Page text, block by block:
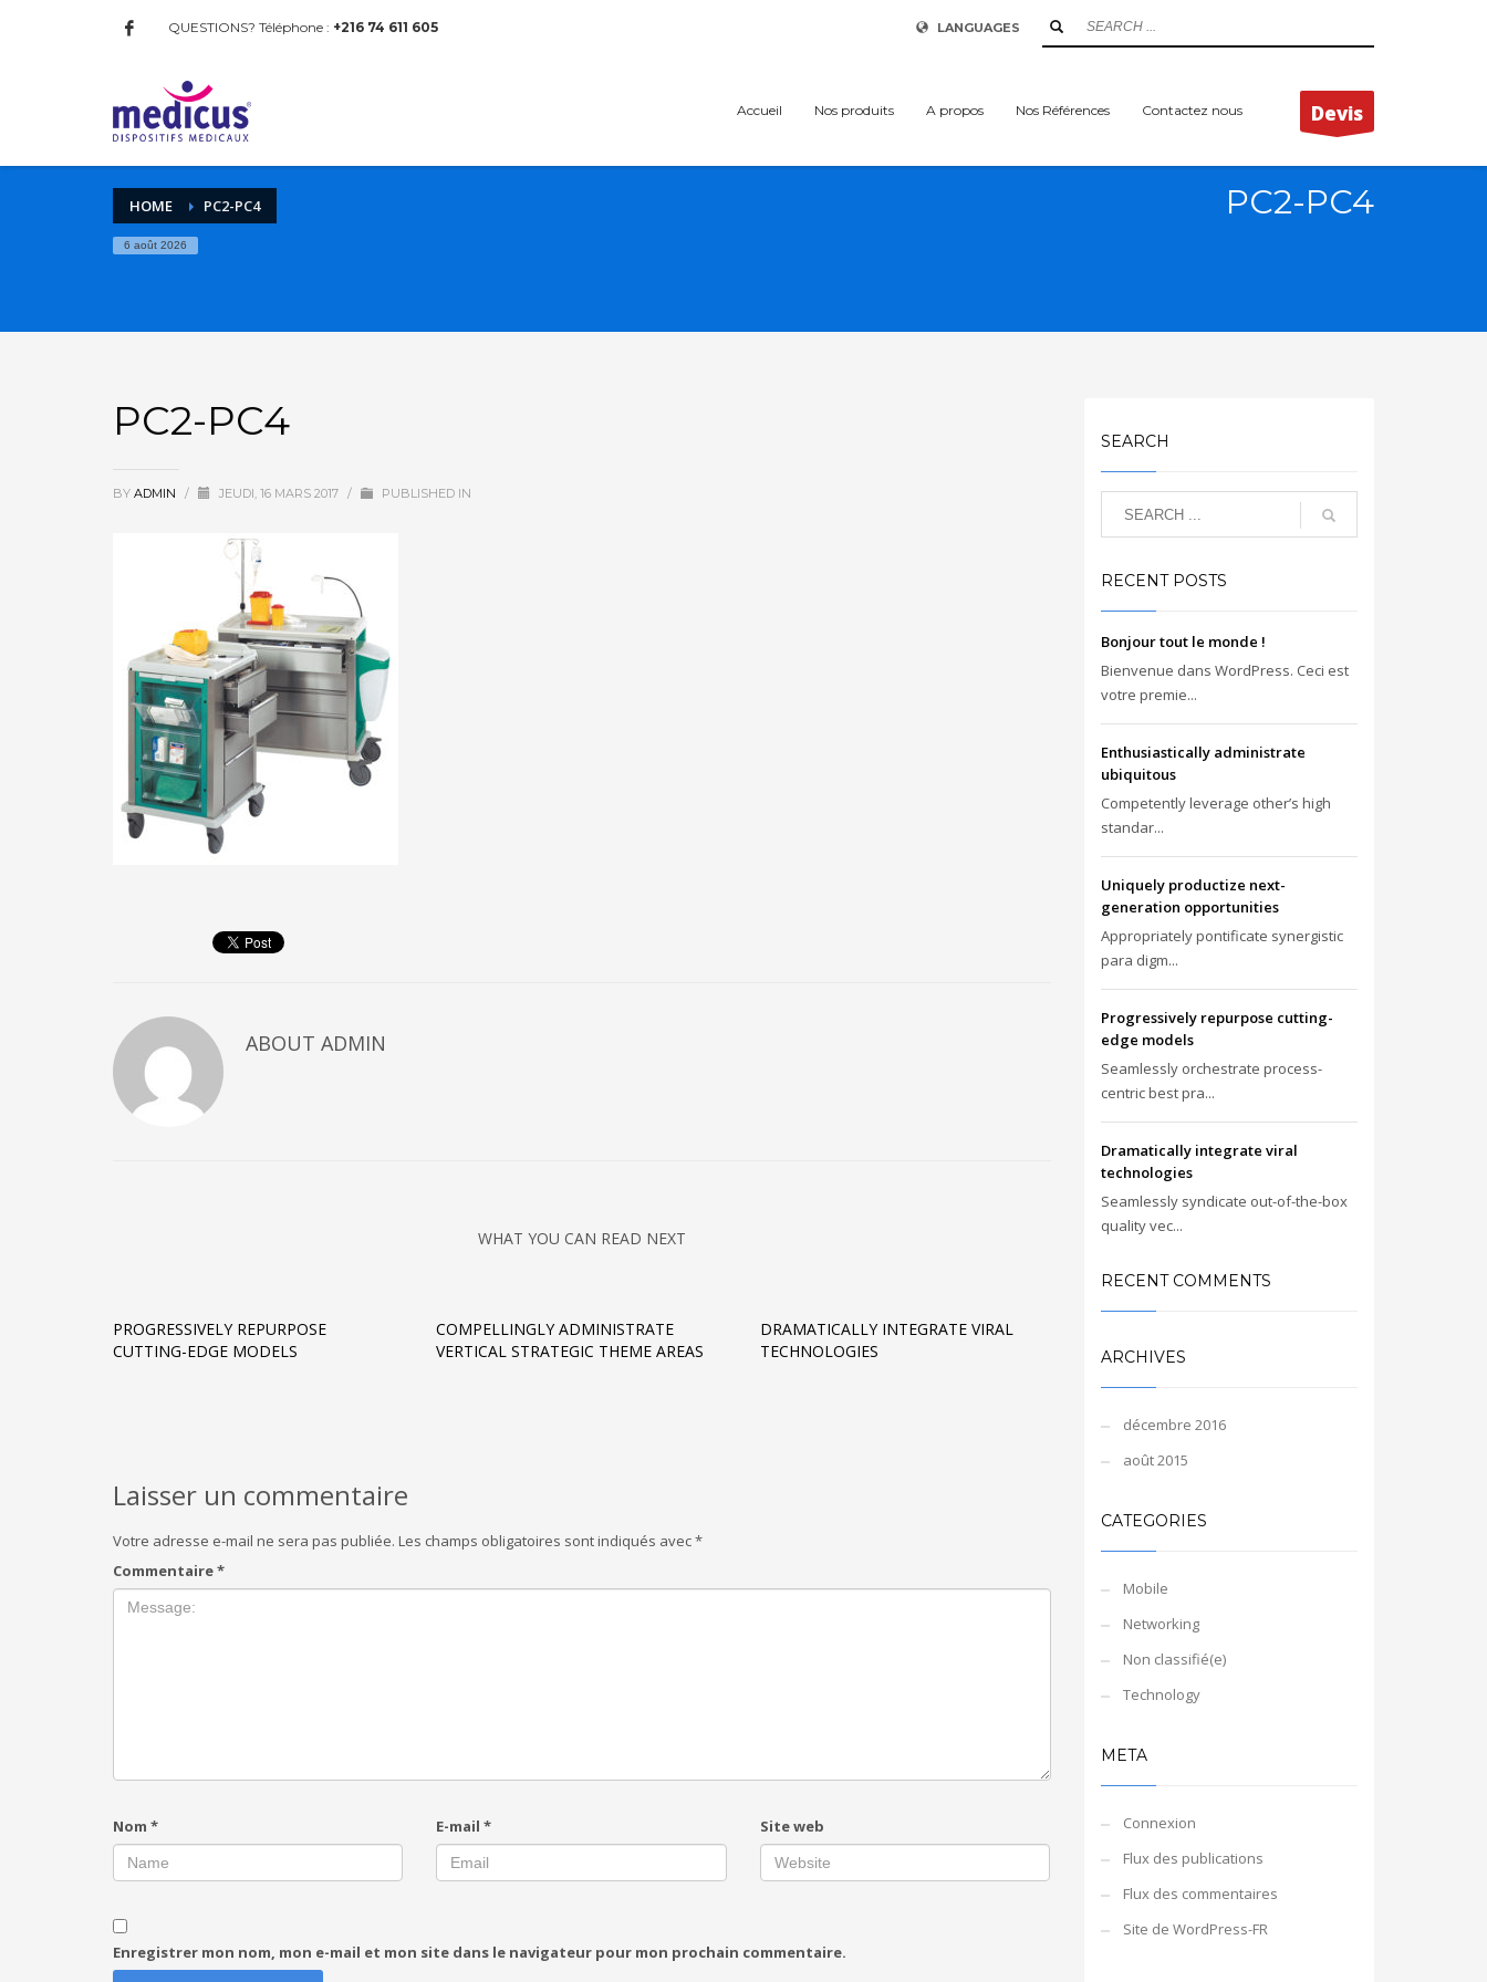
QUESTIONS? Téléphone : +216 74 611 605 LANGUAGES
Accueil Nos produits A propos Nos Références Contactez nous Devis
HOME PC2-PC4
6 août 2026
PC2-PC4
PC2-PC4
BY ADMIN / JEUDI, 16 MARS 2017 / PUBLISHED IN
ABOUT ADMIN
WHAT YOU CAN READ NEXT
PROGRESSIVELY REPURPOSE
CUTTING-EDGE MODELS
COMPELLINGLY ADMINISTRATE
VERTICAL STRATEGIC THEME AREAS
DRAMATICALLY INTEGRATE VIRAL
TECHNOLOGIES
Laisser un commentaire
Votre adresse e-mail ne sera pas publiée. Les champs obligatoires sont indiqués avec*
Commentaire*
Nom * E-mail* Site web
Enregistrer mon nom, mon e-mail et mon site dans le navigateur pour mon prochain commentaire.
SEARCH
RECENT POSTS
Bonjour tout le monde !
Bienvenue dans WordPress. Ceci est
votre premie...
Enthusiastically administrate
ubiquitous
Competently leverage other’s high
standar...
Uniquely productize next-
generation opportunities
Appropriately pontificate synergistic
para digm...
Progressively repurpose cutting-
edge models
Seamlessly orchestrate process-
centric best pra...
Dramatically integrate viral
technologies
Seamlessly syndicate out-of-the-box
quality vec...
RECENT COMMENTS
ARCHIVES
décembre 2016
août 2015
CATEGORIES
Mobile
Networking
Non classifié(e)
Technology
META
Connexion
Flux des publications
Flux des commentaires
Site de WordPress-FR